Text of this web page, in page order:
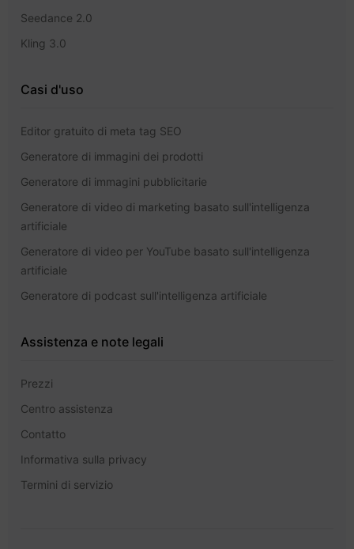
Seedance 2.0
Kling 3.0
Casi d'uso
Editor gratuito di meta tag SEO
Generatore di immagini dei prodotti
Generatore di immagini pubblicitarie
Generatore di video di marketing basato sull'intelligenza
artificiale
Generatore di video per YouTube basato sull'intelligenza
artificiale
Generatore di podcast sull'intelligenza artificiale
Assistenza e note legali
Prezzi
Centro assistenza
Contatto
Informativa sulla privacy
Termini di servizio